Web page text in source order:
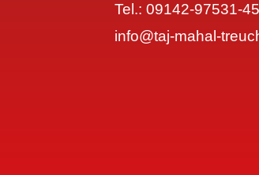
Tel.: 09142-97531-45
info@taj-mahal-